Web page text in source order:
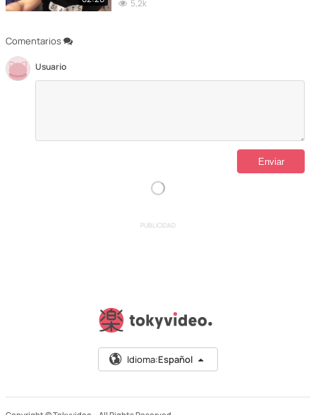
Comentarios
Usuario
5,2k
PUBLICIDAD
Idioma:Español